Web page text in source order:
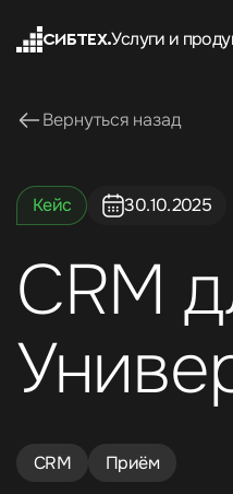
СИБТЕХ.Услуги и
Вернуться назад
Кейс 30.10.2025
CRM
CRM Приём